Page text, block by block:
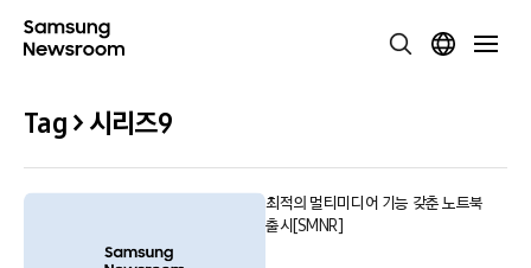
Tag > 시리즈9
최적의 멀티미디어 기능 갖춘 노트북
출시[SMNR]